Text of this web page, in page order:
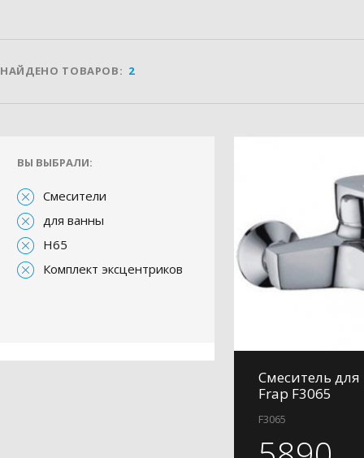
НАЙДЕНО ТОВАРОВ: 2
ВЫ ВЫБРАЛИ:
Смесители
для ванны
H65
Комплект эксцентриков
Смеситель
Frap F3065
F3065